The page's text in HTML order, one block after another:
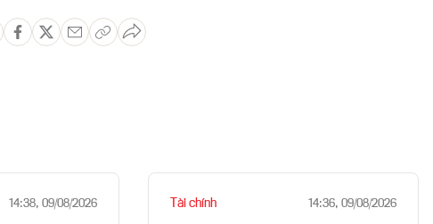
14:38, 09/08/2026 Tài chính 14:36, 09/08/2026